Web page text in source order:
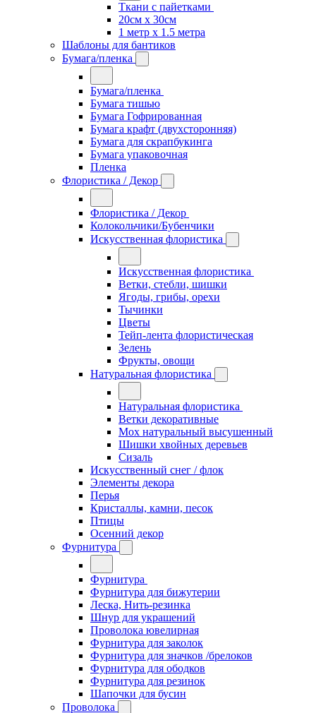
Ткани с пайетками
20см х 30см
1 метр х 1.5 метра
Шаблоны для бантиков
Бумага/пленка
Бумага/пленка
Бумага тишью
Бумага Гофрированная
Бумага крафт (двухсторонняя)
Бумага для скрапбукинга
Бумага упаковочная
Пленка
Флористика / Декор
Флористика / Декор
Колокольчики/Бубенчики
Искусственная флористика
Искусственная флористика
Ветки, стебли, шишки
Ягоды, грибы, орехи
Тычинки
Цветы
Тейп-лента флористическая
Зелень
Фрукты, овощи
Натуральная флористика
Натуральная флористика
Ветки декоративные
Мох натуральный высушенный
Шишки хвойных деревьев
Сизаль
Искусственный снег / флок
Элементы декора
Перья
Кристаллы, камни, песок
Птицы
Осенний декор
Фурнитура
Фурнитура
Фурнитура для бижутерии
Леска, Нить-резинка
Шнур для украшений
Проволока ювелирная
Фурнитура для заколок
Фурнитура для значков /брелоков
Фурнитура для ободков
Фурнитура для резинок
Шапочки для бусин
Проволока